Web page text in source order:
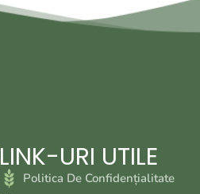
LINK-URI UTILE
Politica De Confidențialitate